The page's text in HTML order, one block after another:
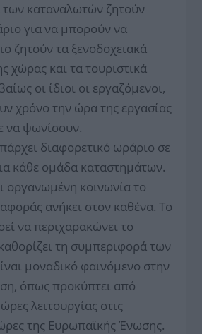
καταναλωτών ζητούν
για να μπορούν να
ζητούν τα ξενοδοχειακά
χώρας και τα τουριστικά
οι ίδιοι οι εργαζόμενοι,
χρόνο την ώρα της εργασίας
να ψωνίσουν.
διαφορετικό ωράριο σε
κάθε ομάδα καταστημάτων.
οργανωμένη κοινωνία το
ανήκει στον καθένα. Το
να περιχαρακώνει το
τη συμπεριφορά των
μοναδικό φαινόμενο στην
όπως προκύπτει από
λειτουργίας στις
της Ευρωπαϊκής Ένωσης.